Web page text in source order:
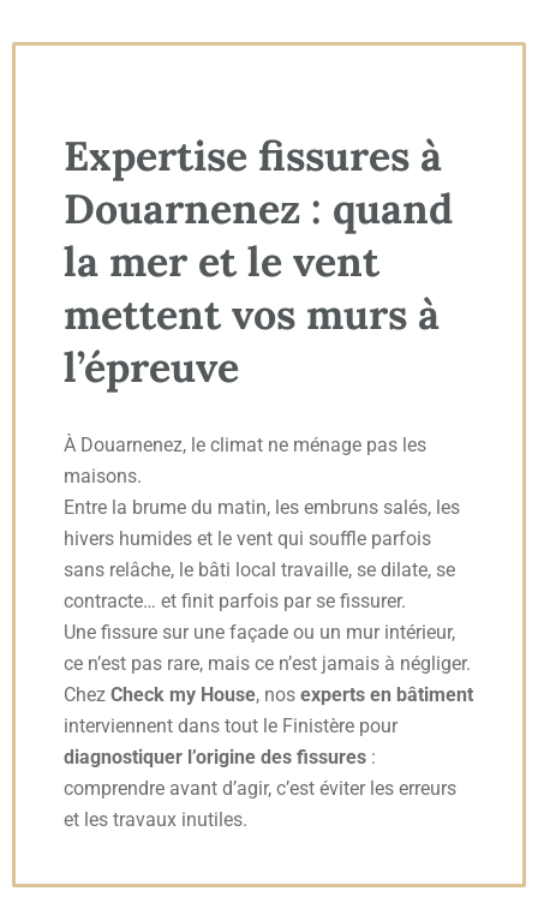
Expertise fissures à
Douarnenez : quand
la mer et le vent
mettent vos murs à
l’épreuve
À Douarnenez, le climat ne ménage pas les
maisons.
Entre la brume du matin, les embruns salés, les
hivers humides et le vent qui souffle parfois
sans relâche, le bâti local travaille, se dilate, se
contracte… et finit parfois par se fissurer.
Une fissure sur une façade ou un mur intérieur,
ce n’est pas rare, mais ce n’est jamais à négliger.
Chez Check my House, nos experts en bâtiment
interviennent dans tout le Finistère pour
diagnostiquer l’origine des fissures :
comprendre avant d’agir, c’est éviter les erreurs
et les travaux inutiles.